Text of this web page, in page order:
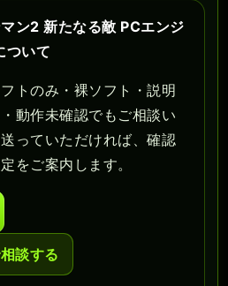
ン2 新たなる敵 PCエンジ
ついて
トのみ・裸ソフト・説明
動作未確認でもご相談い
っていただければ、確認
をご案内します。
談する